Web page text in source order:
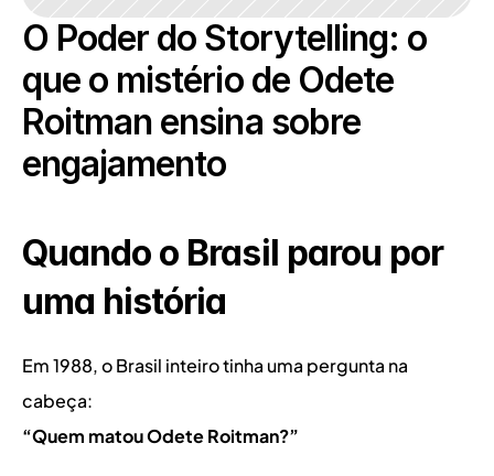
O Poder do Storytelling: o
que o mistério de Odete
Roitman ensina sobre
engajamento
Quando o Brasil parou por
uma história
Em 1988, o Brasil inteiro tinha uma pergunta na
cabeça:
“Quem matou Odete Roitman?”